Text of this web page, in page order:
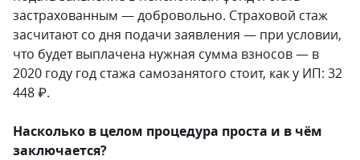
застрахованным — добровольно. Страховой стаж
засчитают со дня подачи заявления — при условии,
что будет выплачена нужная сумма взносов — в
2020 году год стажа самозанятого стоит, как у ИП: 32
448 ₽.
Насколько в целом процедура проста и в чём
заключается?